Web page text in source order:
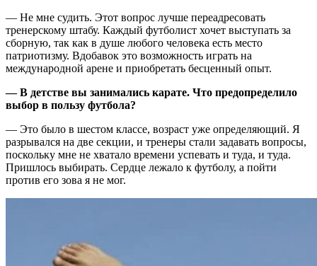
— Не мне судить. Этот вопрос лучше переадресовать
тренерскому штабу. Каждый футболист хочет выступать за
сборную, так как в душе любого человека есть место
патриотизму. Вдобавок это возможность играть на
международной арене и приобретать бесценный опыт.
— В детстве вы занимались карате. Что предопределило
выбор в пользу футбола?
— Это было в шестом классе, возраст уже определяющий. Я
разрывался на две секции, и тренеры стали задавать вопросы,
поскольку мне не хватало времени успевать и туда, и туда.
Пришлось выбирать. Сердце лежало к футболу, а пойти
против его зова я не мог.